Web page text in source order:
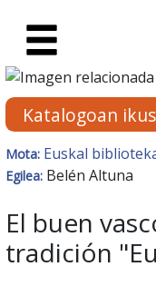
Eskuratu
Katalogoan
Mota: Euskal
Egilea: Belén Altuna
El buen
tradición